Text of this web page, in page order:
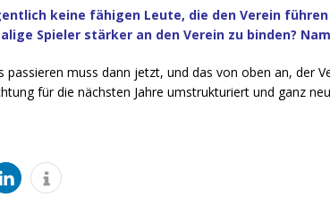
keine fähigen Leute, die den Verein
Spieler stärker an den Verein zu binden?
passieren muss dann jetzt, und das von oben an, der
für die nächsten Jahre umstrukturiert und ganz